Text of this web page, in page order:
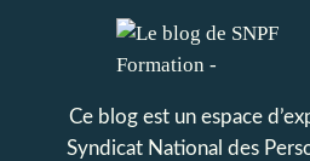
Ce blog est un espace
Syndicat National des